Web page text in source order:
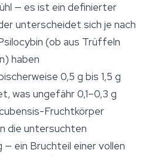
— es ist ein definierter
unterscheidet sich je nach
(ob aus Trüffeln
haben
0,5 g bis 1,5 g
was ungefähr 0,1–0,3 g
-Fruchtkörper
die untersuchten
ein Bruchteil einer vollen